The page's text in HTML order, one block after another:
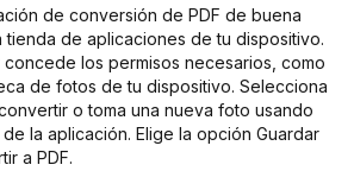
de conversión de PDF de buena
de aplicaciones de tu dispositivo.
concede los permisos necesarios, como
de fotos de tu dispositivo. Selecciona
o toma una nueva foto usando
la aplicación. Elige la opción Guardar
a PDF.